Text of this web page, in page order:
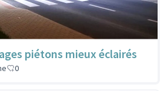
piétons mieux éclairés
0